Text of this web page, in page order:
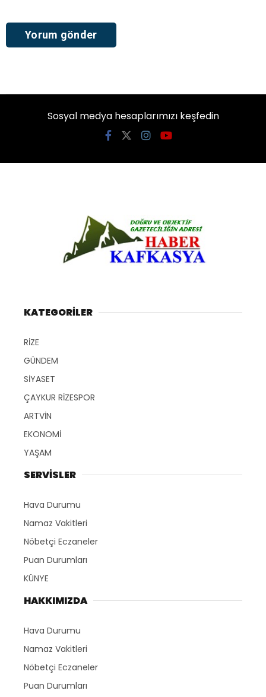
Sosyal medya hesaplarımızı keşfedin
KATEGORİLER
RİZE
GÜNDEM
SİYASET
ÇAYKUR RİZESPOR
ARTVİN
EKONOMİ
YAŞAM
SERVİSLER
Hava Durumu
Namaz Vakitleri
Nöbetçi Eczaneler
Puan Durumları
KÜNYE
HAKKIMIZDA
Hava Durumu
Namaz Vakitleri
Nöbetçi Eczaneler
Puan Durumları